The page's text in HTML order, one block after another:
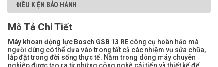
ĐIỀU KIỆN BẢO HÀNH
Mô Tả Chi Tiết
Máy khoan động lực Bosch GSB 13 RE công cụ hoàn hảo mà
người dùng có thể dựa vào trong tất cả các nhiệm vụ sửa chữa,
lắp đặt trong đời sống thực tế. Nằm trong dòng máy chuyên
nghiệp được tạo ra từ những công nghệ cải tiến và thiết kế để